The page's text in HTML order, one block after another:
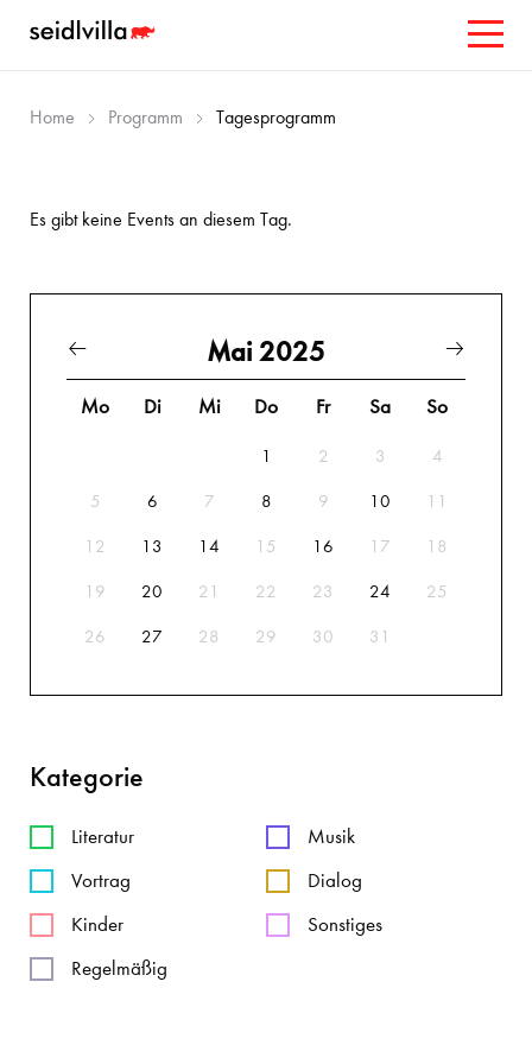
Home Programm Tagesprogramm
Es gibt keine Events an diesem Tag.
Mai 2025
Mo Di Mi Do Fr Sa So
1 2 3 4
5 6 7 8 9 10 11
12 13 14 15 16 17 18
19 20 21 22 23 24 25
26 27 28 29 30 31
Kategorie
Literatur
Musik
Vortrag
Dialog
Kinder
Sonstiges
Regelmäßig